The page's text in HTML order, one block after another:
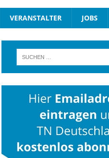
VERANSTALTER JOBS